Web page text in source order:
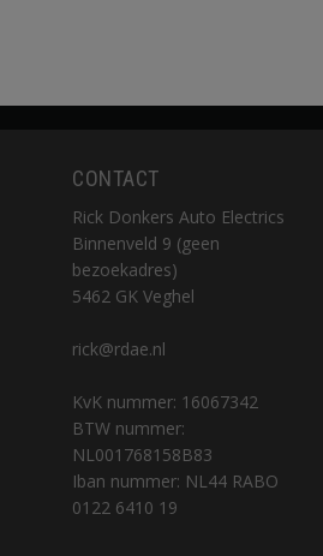
CONTACT
Rick Donkers Auto Electrics
Binnenveld 9 (geen
bezoekadres)
5462 GK Veghel
rick@rdae.nl
KvK nummer: 16067342
BTW nummer:
NL001768158B83
Iban nummer: NL44 RABO
0122 6410 19